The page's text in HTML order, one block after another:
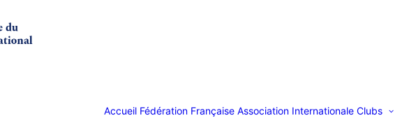
Accueil Fédération Française Association Internationale Clubs